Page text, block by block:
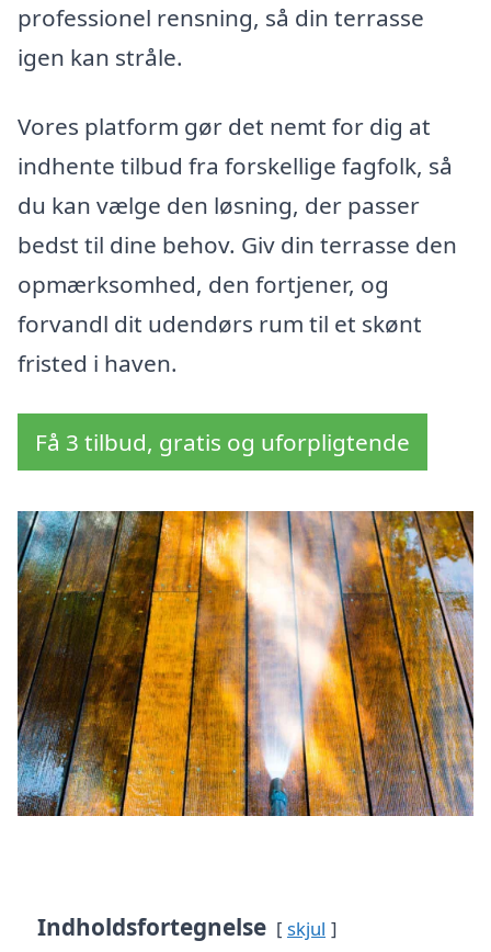
professionel rensning, så din terrasse
igen kan stråle.
Vores platform gør det nemt for dig at
indhente tilbud fra forskellige fagfolk, så
du kan vælge den løsning, der passer
bedst til dine behov. Giv din terrasse den
opmærksomhed, den fortjener, og
forvandl dit udendørs rum til et skønt
fristed i haven.
Få 3 tilbud, gratis og uforpligtende
Indholdsfortegnelse skjul